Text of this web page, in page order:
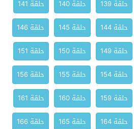
حلقة 139 حلقة 140
حلقة 141
حلقة 144 حلقة 145
حلقة 146
حلقة 149 حلقة 150
حلقة 151
حلقة 154 حلقة 155
حلقة 156
حلقة 159 حلقة 160
حلقة 161
حلقة 164 حلقة 165
حلقة 166